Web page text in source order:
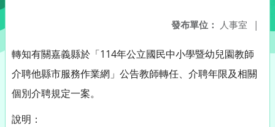
發布單位： 人事室 |
轉知有關嘉義縣於「114年公立國民中小學暨幼兒園教師
介聘他縣市服務作業網」公告教師轉任、介聘年限及相關
個別介聘規定一案。
說明：